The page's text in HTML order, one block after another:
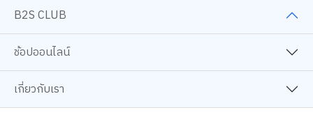
สีอะคริลิค
B2S CLUB